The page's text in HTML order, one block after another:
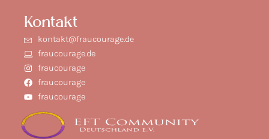
Kontakt
kontakt@fraucourage.de
fraucourage.de
fraucourage
fraucourage
fraucourage